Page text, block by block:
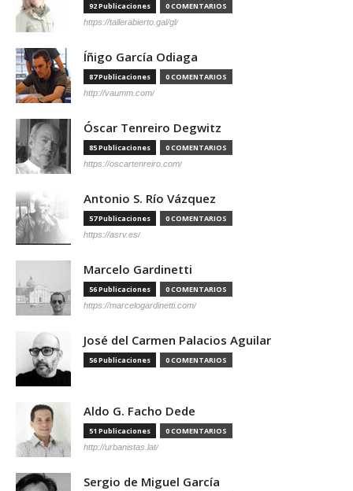
92 Publicaciones 0 COMENTARIOS
https://tallerabierto.gal/gl/
Íñigo García Odiaga
87 Publicaciones 0 COMENTARIOS
http://vaumm.com/
Óscar Tenreiro Degwitz
85 Publicaciones 0 COMENTARIOS
https://oscartenreiro.com/
Antonio S. Río Vázquez
57 Publicaciones 0 COMENTARIOS
https://asrv.es/
Marcelo Gardinetti
56 Publicaciones 0 COMENTARIOS
https://marcelogardinetti.com/
José del Carmen Palacios Aguilar
56 Publicaciones 0 COMENTARIOS
Aldo G. Facho Dede
51 Publicaciones 0 COMENTARIOS
http://urbanistas.lat/
Sergio de Miguel García